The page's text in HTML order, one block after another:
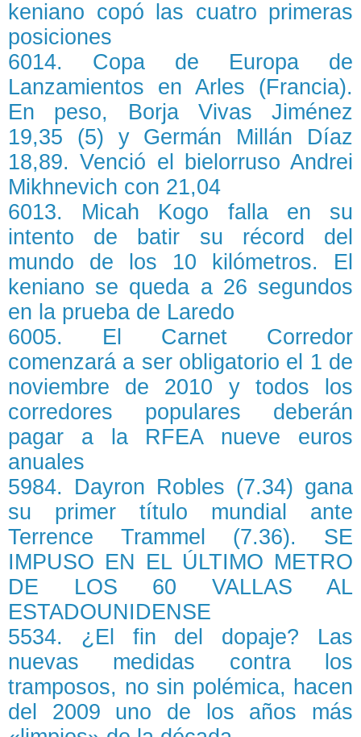
keniano copó las cuatro primeras
posiciones
6014. Copa de Europa de
Lanzamientos en Arles (Francia).
En peso, Borja Vivas Jiménez
19,35 (5) y Germán Millán Díaz
18,89. Venció el bielorruso Andrei
Mikhnevich con 21,04
6013. Micah Kogo falla en su
intento de batir su récord del
mundo de los 10 kilómetros. El
keniano se queda a 26 segundos
en la prueba de Laredo
6005. El Carnet Corredor
comenzará a ser obligatorio el 1 de
noviembre de 2010 y todos los
corredores populares deberán
pagar a la RFEA nueve euros
anuales
5984. Dayron Robles (7.34) gana
su primer título mundial ante
Terrence Trammel (7.36). SE
IMPUSO EN EL ÚLTIMO METRO
DE LOS 60 VALLAS AL
ESTADOUNIDENSE
5534. ¿El fin del dopaje? Las
nuevas medidas contra los
tramposos, no sin polémica, hacen
del 2009 uno de los años más